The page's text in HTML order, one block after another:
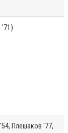
'71)
Плешаков '77,